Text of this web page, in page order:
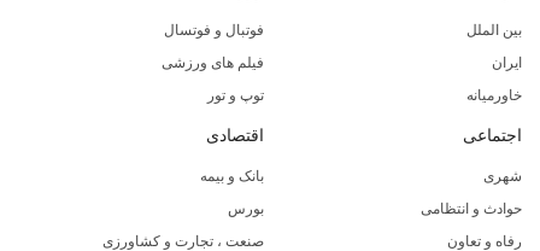
بین الملل
ایران
خاورمیانه
فوتبال و فوتسال
فیلم های ورزشی
توپ و تور
اجتماعی
شهری
حوادث و انتظامی
رفاه و تعاون
اقتصادی
بانک و بیمه
بورس
صنعت ، تجارت و کشاورزی